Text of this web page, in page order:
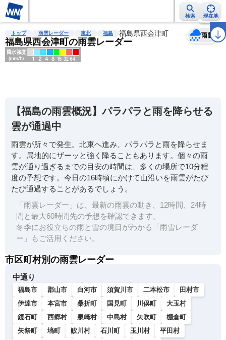
検索 現在地
雨雲レーダー 台風情報 地震情報 警報・注意報 2週間天気 ラ
トップ 雨雲レーダー 東北 福島 福島県西会津町
福島県西会津町の雨雲レーダー
雨雲
天気 台風
【福島の雨雲概況】パラパラと雨を降らせる
雲が通過中
雨雲が所々で発生。北東へ進み、パラパラと雨を降らせま
す。局地的にザーッと強く降ることもあります。個々の雨
雲が通り過ぎるまでの目安の時間は、多くの場所で10分程
度の予想です。今日の16時頃にかけて山沿いを雨雲がたび
たび通過することがあるでしょう。
「雨雲レーダー」は、最新の雨雲の動き、12時間、24時
間と最大60時間先の予想を確認できます。
冬季にお役立ちの雨と雪の境目がわかる「雨雪レーダ
ー」もご活用ください。
市区町村別の雨雲レーダー
中通り
福島市 郡山市 白河市 須賀川市 二本松市
田村市
伊達市
本宮市 桑折町 国見町 川俣町
大玉村
鏡石町
西郷村 泉崎村 中島村 矢吹町
棚倉町
矢祭町
塙町 鮫川村 石川町 玉川村
平田村